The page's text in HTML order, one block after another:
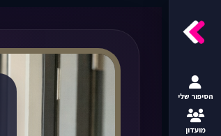
הסיפור שלי
מועדון